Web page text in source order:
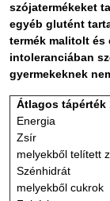
szójatermékeket
egyéb glutént
termék malitolt és
intoleranciában
gyermekeknek
Átlagos tápérték
Energia
Zsír
melyekből telített
Szénhidrát
melyekből cukrok